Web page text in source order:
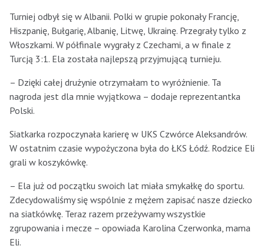
Turniej odbył się w Albanii. Polki w grupie pokonały Francję,
Hiszpanię, Bułgarię, Albanię, Litwę, Ukrainę. Przegrały tylko z
Włoszkami. W półfinale wygrały z Czechami, a w finale z
Turcją 3:1. Ela została najlepszą przyjmującą turnieju.
– Dzięki całej drużynie otrzymałam to wyróżnienie. Ta
nagroda jest dla mnie wyjątkowa – dodaje reprezentantka
Polski.
Siatkarka rozpoczynała karierę w UKS Czwórce Aleksandrów.
W ostatnim czasie wypożyczona była do ŁKS Łódź. Rodzice Eli
grali w koszykówkę.
– Ela już od początku swoich lat miała smykałkę do sportu.
Zdecydowaliśmy się wspólnie z mężem zapisać nasze dziecko
na siatkówkę. Teraz razem przeżywamy wszystkie
zgrupowania i mecze – opowiada Karolina Czerwonka, mama
Eli.